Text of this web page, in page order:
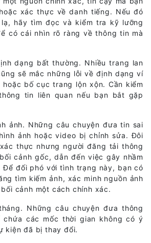
xác thực về danh tiếng. Nếu đó
hãy tìm đọc và kiểm tra kỹ lưỡng
có cái nhìn rõ ràng về thông tin mà
dạng bất thường. Nhiều trang lan
sẽ mắc những lỗi về định dạng ví
bố cục trang lộn xộn. Cần kiểm
tin liên quan nếu bạn bắt gặp
ảnh. Những câu chuyện đưa tin sai
ảnh hoặc video bị chỉnh sửa. Đôi
thực nhưng người đăng tải thông
cảnh gốc, dẫn đến việc gây nhầm
Để đối phó với tình trạng này, bạn có
tìm kiếm ảnh, xác minh nguồn ảnh
cảnh một cách chính xác.
Những câu chuyện đưa thông
các mốc thời gian không có ý
kiện đã bị thay đổi.